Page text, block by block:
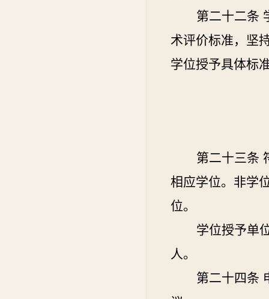
第二十二条
术评价标准，坚
学位授予具体标
第二十三条
相应学位。非学
位。
学位授予单
人。
第二十四条